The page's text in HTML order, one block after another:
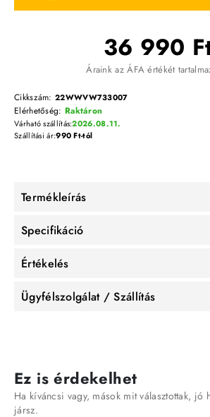
36 990
Áraink az ÁFA értékét
Cikkszám: 22WWVW733007
Elérhetőség: Raktáron
Várható szállítás:2026.08.11.
Szállítási ár:990 Ft-tól
Termékleírás
Specifikáció
Értékelés
Ügyfélszolgálat / Szállítás
Ez is érdekelhet
Ha kíváncsi vagy, mások mit választottak, jó
jársz.